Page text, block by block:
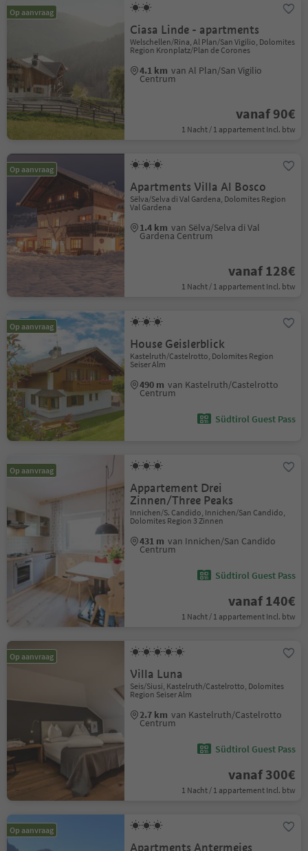
Op aanvraag
Ciasa Linde - apartments
Welschellen/Rina, Al Plan/San Vigilio, Dolomites
Region Kronplatz/Plan de Corones
4.1 km van Al Plan/San Vigilio
Centrum
vanaf 90€
1 Nacht / 1 appartement Incl. btw
Op aanvraag
Apartments Villa Al Bosco
Sëlva/Selva di Val Gardena, Dolomites Region
Val Gardena
1.4 km van Sëlva/Selva di Val
Gardena Centrum
vanaf 128€
1 Nacht / 1 appartement Incl. btw
Op aanvraag
House Geislerblick
Kastelruth/Castelrotto, Dolomites Region
Seiser Alm
490 m van Kastelruth/Castelrotto
Centrum
Südtirol Guest Pass
Op aanvraag
Appartement Drei
Zinnen/Three Peaks
Innichen/S. Candido, Innichen/San Candido,
Dolomites Region 3 Zinnen
431 m van Innichen/San Candido
Centrum
Südtirol Guest Pass
vanaf 140€
1 Nacht / 1 appartement Incl. btw
Op aanvraag
Villa Luna
Seis/Siusi, Kastelruth/Castelrotto, Dolomites
Region Seiser Alm
2.7 km van Kastelruth/Castelrotto
Centrum
Südtirol Guest Pass
vanaf 300€
1 Nacht / 1 appartement Incl. btw
Op aanvraag
Apartments Antermejes